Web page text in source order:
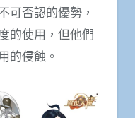
可否認的優勢，
的使用，但他們
的侵蝕。